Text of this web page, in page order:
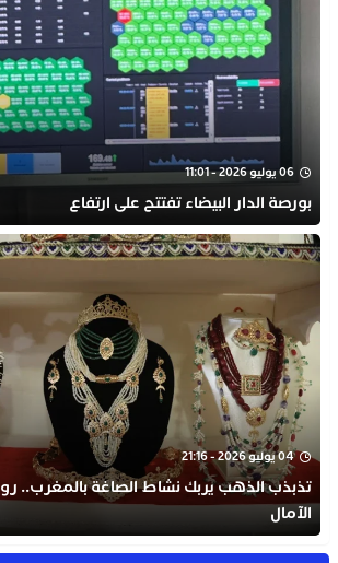
06 يوليو 2026 - 11:01
بورصة الدار البيضاء تفتتح على ارتفاع
04 يوليو 2026 - 21:16
تذبذب الذهب يربك نشاط الصاغة بالمغرب..
الآمال